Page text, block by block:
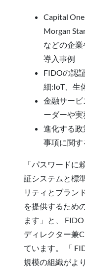
Capital One
Morgan
などの企
導入事例
FIDOの認
細:IoT、生
金融サービ
ーダーや
進化する
事項に関
「パスワードに
証システムと標
リティとブラン
を提供するため
ます」と、
ディレクター兼
ています。 「
規模の組織がよ